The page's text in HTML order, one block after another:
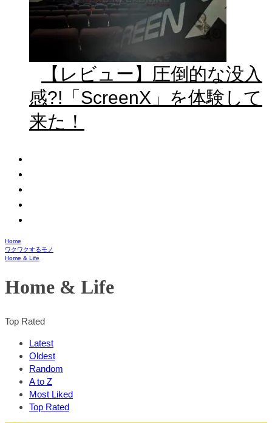
【レビュー】圧倒的な没入
感?!「ScreenX」を体験して
来た！
Home
ワクワクするモノ
Home & Life
Home & Life
Top Rated
Latest
Oldest
Random
A to Z
Most Liked
Top Rated